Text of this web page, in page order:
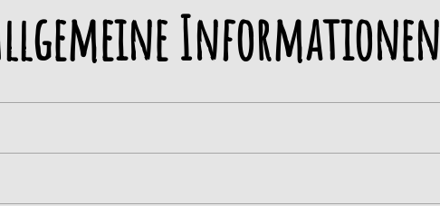
Informationen